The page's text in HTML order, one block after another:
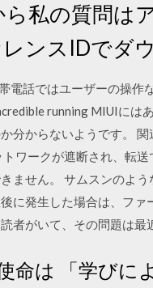
ら私の質問は
レンスIDでダ
電話ではユーザーの操作
running MIUIには
分からないようです。
トワークが遮断され、転
ません。 サムスンのよ
に発生した場合は、フ
者がいて、その問題は最
命は 「学びに